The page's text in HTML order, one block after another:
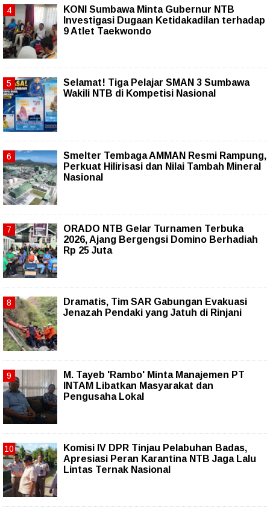
KONI Sumbawa Minta Gubernur NTB
Investigasi Dugaan Ketidakadilan terhadap
9 Atlet Taekwondo
Selamat! Tiga Pelajar SMAN 3 Sumbawa
Wakili NTB di Kompetisi Nasional
Smelter Tembaga AMMAN Resmi Rampung,
Perkuat Hilirisasi dan Nilai Tambah Mineral
Nasional
ORADO NTB Gelar Turnamen Terbuka
2026, Ajang Bergengsi Domino Berhadiah
Rp 25 Juta
Dramatis, Tim SAR Gabungan Evakuasi
Jenazah Pendaki yang Jatuh di Rinjani
M. Tayeb 'Rambo' Minta Manajemen PT
INTAM Libatkan Masyarakat dan
Pengusaha Lokal
Komisi IV DPR Tinjau Pelabuhan Badas,
Apresiasi Peran Karantina NTB Jaga Lalu
Lintas Ternak Nasional